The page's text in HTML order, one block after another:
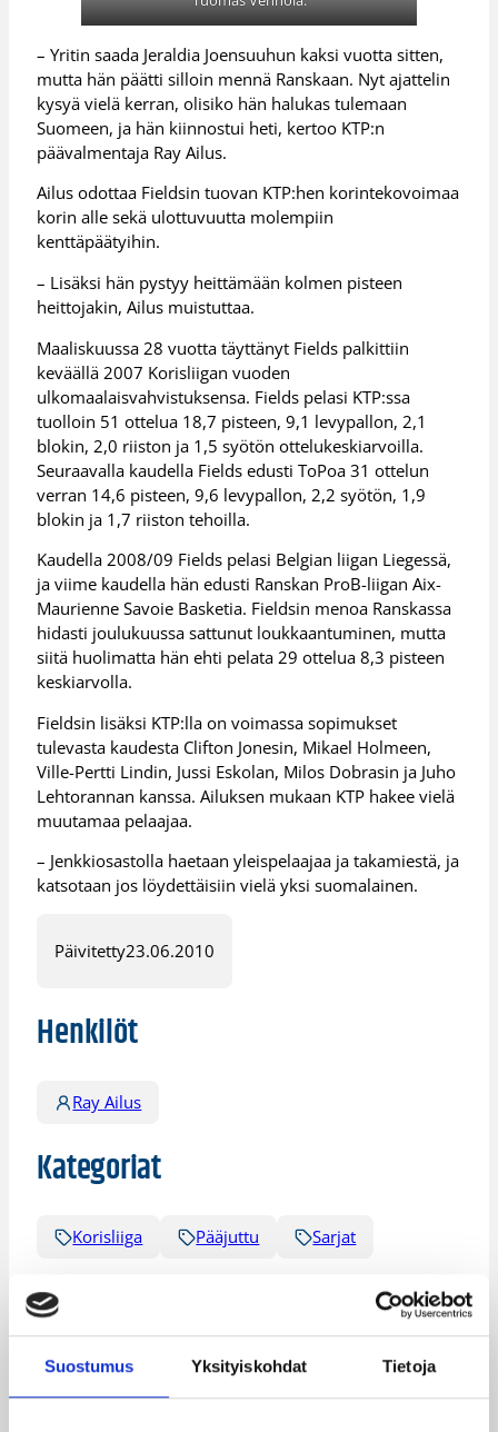
Suostumus Yksityiskohdat Tietoja
– Yritin saada Jeraldia Joensuuhun kaksi vuotta sitten,
mutta hän päätti silloin mennä Ranskaan. Nyt ajattelin
kysyä vielä kerran, olisiko hän halukas tulemaan
Suomeen, ja hän kiinnostui heti, kertoo KTP:n
päävalmentaja Ray Ailus.
Ailus odottaa Fieldsin tuovan KTP:hen korintekovoimaa
korin alle sekä ulottuvuutta molempiin
kenttäpäätyihin.
– Lisäksi hän pystyy heittämään kolmen pisteen
heittojakin, Ailus muistuttaa.
Maaliskuussa 28 vuotta täyttänyt Fields palkittiin
keväällä 2007 Korisliigan vuoden
ulkomaalaisvahvistuksensa. Fields pelasi KTP:ssa
tuolloin 51 ottelua 18,7 pisteen, 9,1 levypallon, 2,1
blokin, 2,0 riiston ja 1,5 syötön ottelukeskiarvoilla.
Seuraavalla kaudella Fields edusti ToPoa 31 ottelun
verran 14,6 pisteen, 9,6 levypallon, 2,2 syötön, 1,9
blokin ja 1,7 riiston tehoilla.
Kaudella 2008/09 Fields pelasi Belgian liigan Liegessä,
ja viime kaudella hän edusti Ranskan ProB-liigan Aix-
Maurienne Savoie Basketia. Fieldsin menoa Ranskassa
hidasti joulukuussa sattunut loukkaantuminen, mutta
siitä huolimatta hän ehti pelata 29 ottelua 8,3 pisteen
keskiarvolla.
Fieldsin lisäksi KTP:lla on voimassa sopimukset
tulevasta kaudesta Clifton Jonesin, Mikael Holmeen,
Ville-Pertti Lindin, Jussi Eskolan, Milos Dobrasin ja Juho
Lehtorannan kanssa. Ailuksen mukaan KTP hakee vielä
muutamaa pelaajaa.
– Jenkkiosastolla haetaan yleispelaajaa ja takamiestä, ja
katsotaan jos löydettäisiin vielä yksi suomalainen.
Päivitetty23.06.2010
Henkilöt
Ray Ailus
Kategoriat
Korisliiga Pääjuttu Sarjat
Katso myös